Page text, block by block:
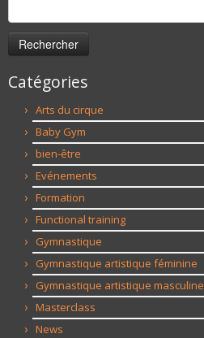
Catégories
Arts du cirque
Baby Gym
bien-être
Evénements
Formation
Functional training
Gymnastique
Gymnastique artistique féminine
Gymnastique artistique masculine
Masterclass
News